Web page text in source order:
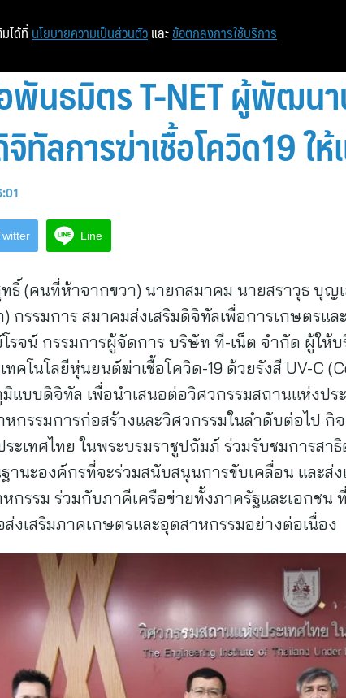
พันธมิตร T-NET ผู้พัฒน
จิทัลการฆ่าเชื้อโควิด19 ใ
Line
ธิ์ (คนที่ห้าจากขวา) นายกสมาคม นายสราวุธ บุญ
กรรมการ สมาคมส่งเสริมดิจิทัลเพื่อการเกษตรแ
รจน์ กรรมการผู้จัดการ บริษัท ที-เน็ต จำกัด ผู้ใ
คโนโลยีหุ่นยนต์ฆ่าเชื้อโควิด-19 ด้วยรังสี UV-C
บบดิจิทัล เพื่อนำเสนอต่อวิศวกรรมสถานแห่งประ
กรรมการก่อสร้างและวิศวกรรมในลำดับต่อไป กิ
ะเทศไทย ในพระบรมราชูปถัมภ์ ร่วมรับชมการสา
านะองค์กรที่จะร่วมสนับสนุนการขับเคลื่อน และ
กรรม ร่วมกับภาคีเครือข่ายทั้งภาครัฐและเอกชน
เสริมภาคเกษตรและอุตสาหกรรมอย่างต่อเนื่อง
ได้ที่ นโยบายความเป็นส่วนตัว และ ข้อตกลงการใช้บริการ